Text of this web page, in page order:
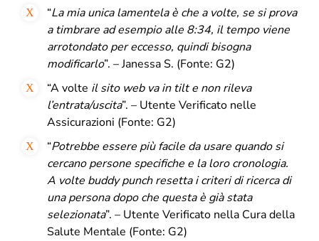
“La mia unica lamentela è che a volte, se si prova
a timbrare ad esempio alle 8:34, il tempo viene
arrotondato per eccesso, quindi bisogna
modificarlo”. – Janessa S. (Fonte: G2)
“A volte il sito web va in tilt e non rileva
l’entrata/uscita”. – Utente Verificato nelle
Assicurazioni (Fonte: G2)
“Potrebbe essere più facile da usare quando si
cercano persone specifiche e la loro cronologia.
A volte buddy punch resetta i criteri di ricerca di
una persona dopo che questa è già stata
selezionata”. – Utente Verificato nella Cura della
Salute Mentale (Fonte: G2)